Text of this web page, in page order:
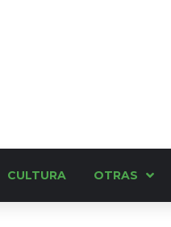
CULTURA OTRAS